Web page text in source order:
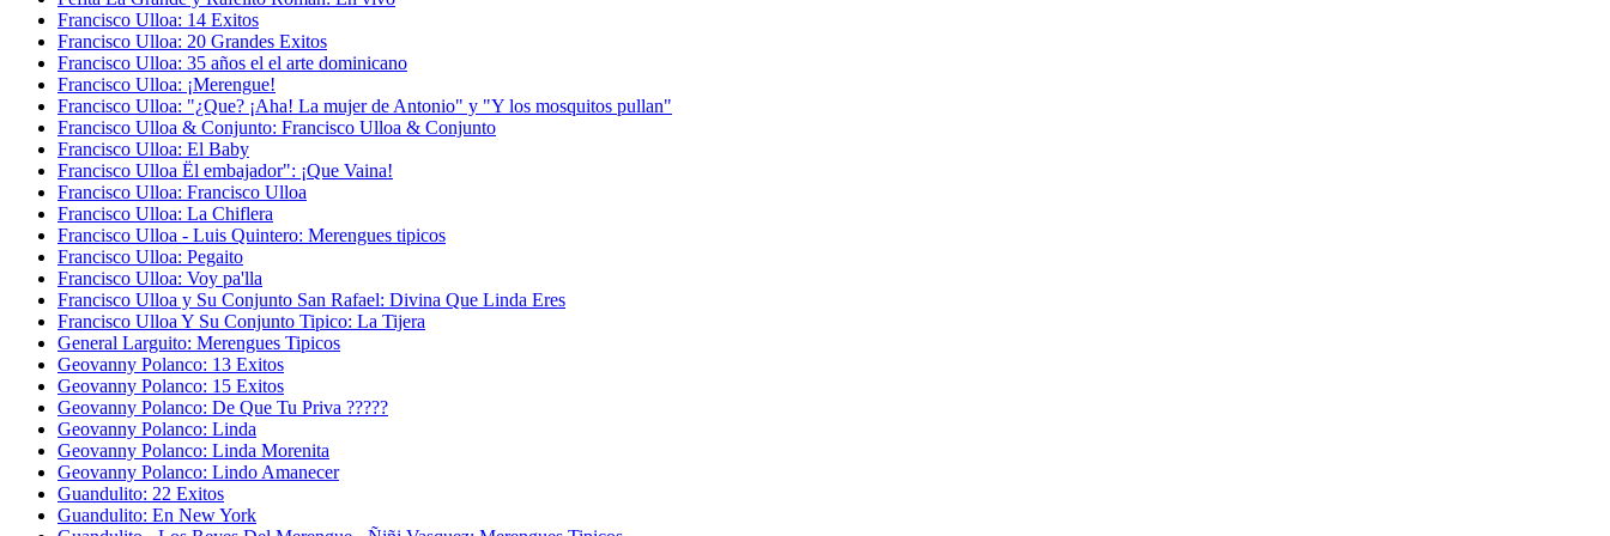
Francisco Ulloa: 14 Exitos
Francisco Ulloa: 20 Grandes Exitos
Francisco Ulloa: 35 años el el arte dominicano
Francisco Ulloa: ¡Merengue!
Francisco Ulloa: "¿Que? ¡Aha! La mujer de Antonio" y "Y los mosquitos pullan"
Francisco Ulloa & Conjunto: Francisco Ulloa & Conjunto
Francisco Ulloa: El Baby
Francisco Ulloa Ël embajador": ¡Que Vaina!
Francisco Ulloa: Francisco Ulloa
Francisco Ulloa: La Chiflera
Francisco Ulloa - Luis Quintero: Merengues tipicos
Francisco Ulloa: Pegaito
Francisco Ulloa: Voy pa'lla
Francisco Ulloa y Su Conjunto San Rafael: Divina Que Linda Eres
Francisco Ulloa Y Su Conjunto Tipico: La Tijera
General Larguito: Merengues Tipicos
Geovanny Polanco: 13 Exitos
Geovanny Polanco: 15 Exitos
Geovanny Polanco: De Que Tu Priva ?????
Geovanny Polanco: Linda
Geovanny Polanco: Linda Morenita
Geovanny Polanco: Lindo Amanecer
Guandulito: 22 Exitos
Guandulito: En New York